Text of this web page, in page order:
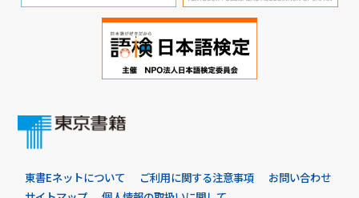
東書Eネットについて ご利用に関する注意事項
お問い合わせ